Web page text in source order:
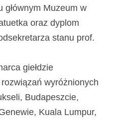
głównym Muzeum w
oraz dyplom
stanu prof.
giełdzie
wyróżnionych
Budapeszcie,
Kuala Lumpur,